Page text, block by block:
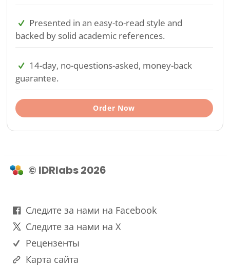
Presented in an easy-to-read style and
backed by solid academic references.
14-day, no-questions-asked, money-back
guarantee.
Order Now
© IDRlabs 2026
Следите за нами на Facebook
Следите за нами на X
Рецензенты
Карта сайта